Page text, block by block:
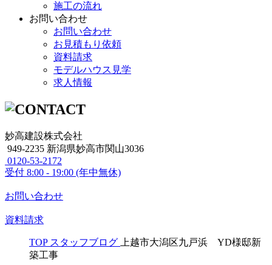
施工の流れ
お問い合わせ
お問い合わせ
お見積もり依頼
資料請求
モデルハウス見学
求人情報
妙高建設株式会社
949-2235 新潟県妙高市関山3036
0120-53-2172
受付 8:00 - 19:00 (年中無休)
お問い合わせ
資料請求
TOP スタッフブログ
上越市大潟区九戸浜 YD様邸新
築工事